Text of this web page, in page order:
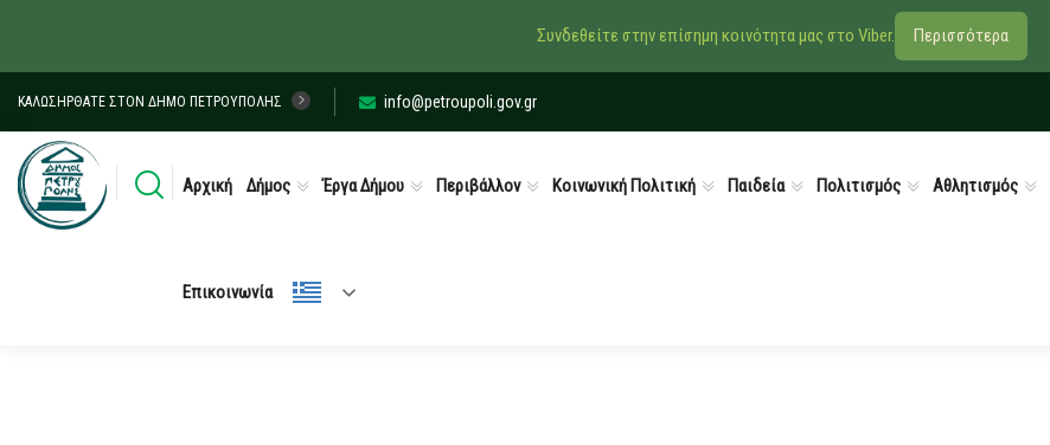
ΚΑΛΩΣΉΡΘΑΤΕ ΣΤΟΝ ΔΉΜΟ ΠΕΤΡΟΎΠΟΛΗΣ info@petroupoli.gov.gr
Αρχική Δήμος Έργα Δήμου Περιβάλλον Κοινωνική Πολιτική Παιδεία Πολιτισμός Αθλητισμός
Επικοινωνία
Συνδεθείτε στην επίσημη κοινότητα μας στο Viber. Περισσότερα